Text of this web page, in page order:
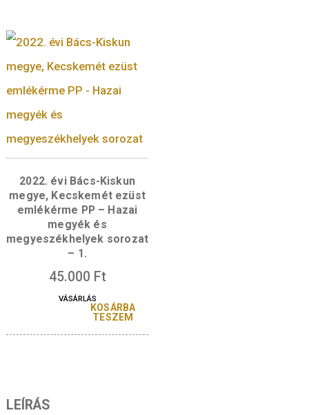
2024. évi Baranya
vármegye, Pécs
színesfém emlékérme
patinázott BU – Hazai
vármegyék és
vármegyeszékhelyek
sorozat – 2.